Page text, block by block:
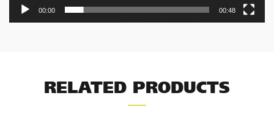
00:00 00:48
RELATED PRODUCTS